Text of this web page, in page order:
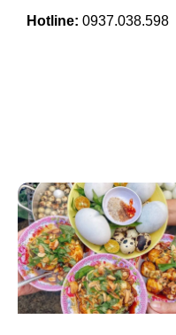
Hotline: 0937.038.598